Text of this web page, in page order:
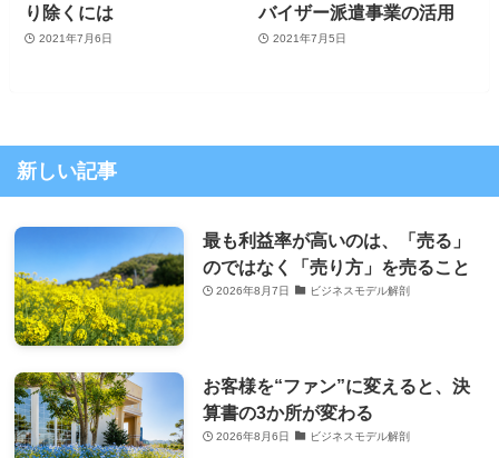
り除くには
2021年7月6日
バイザー派遣事業の活用
2021年7月5日
新しい記事
最も利益率が高いのは、「売る」
のではなく「売り方」を売ること
2026年8月7日 ビジネスモデル解剖
お客様を“ファン”に変えると、決
算書の3か所が変わる
2026年8月6日 ビジネスモデル解剖